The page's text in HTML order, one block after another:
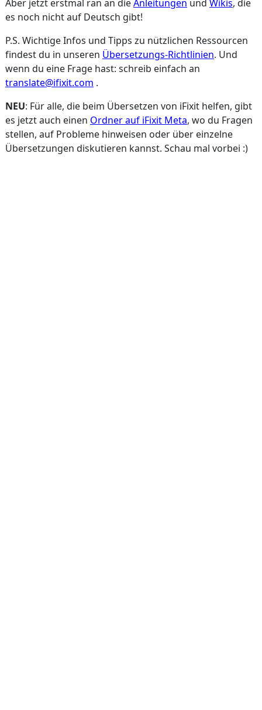
Aber jetzt erstmal ran an dieAnleitungen und Wikis, die
es noch nicht auf Deutsch gibt!
P.S. Wichtige Infos und Tipps zu nützlichen Ressourcen
findest du in unseren Übersetzungs-Richtlinien. Und
wenn du eine Frage hast: schreib einfach an
translate@ifixit.com .
NEU: Für alle, die beim Übersetzen von iFixit helfen, gibt
es jetzt auch einen Ordner auf iFixit Meta, wo du Fragen
stellen, auf Probleme hinweisen oder über einzelne
Übersetzungen diskutieren kannst. Schau mal vorbei :)